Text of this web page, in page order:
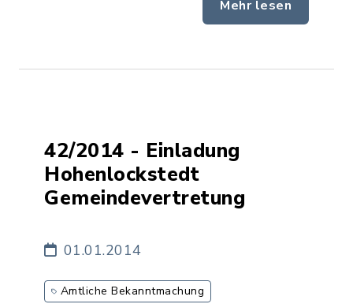
Mehr lesen
42/2014 - Einladung
Hohenlockstedt
Gemeindevertretung
01.01.2014
Amtliche Bekanntmachung